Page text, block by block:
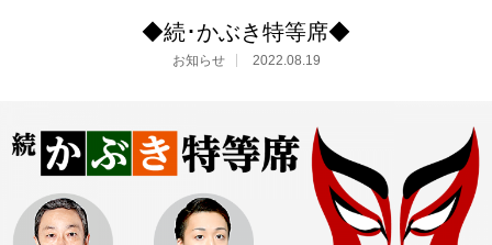
◆続･かぶき特等席◆
お知らせ 2022.08.19